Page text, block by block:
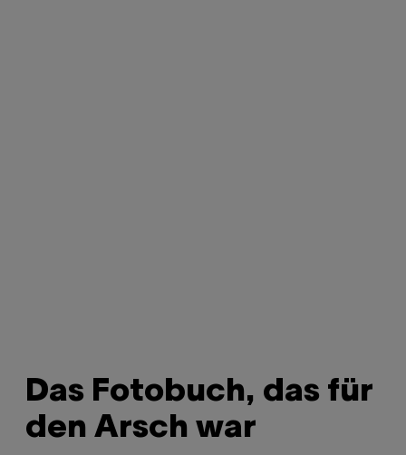
Das Fotobuch, das für
den Arsch war